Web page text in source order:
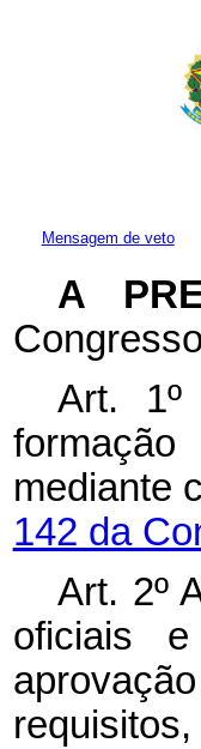
Mensagem de veto
A
Art.
mediante
142 da
Art. 2º
oficiais